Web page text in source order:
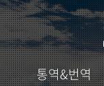
통역&번역